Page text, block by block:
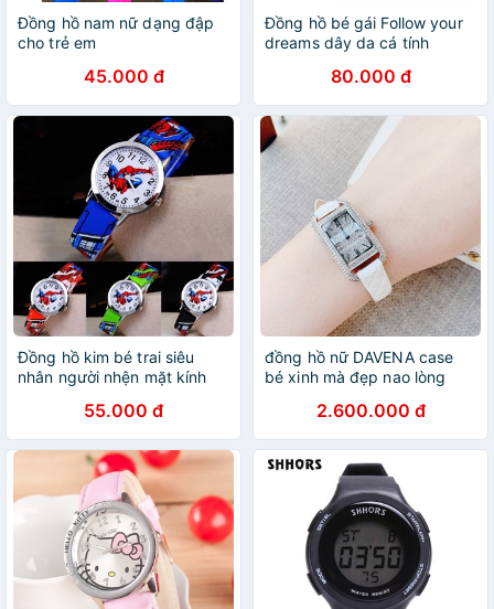
Đồng hồ nam nữ dạng đập
cho trẻ em
45.000 đ
Đồng hồ bé gái Follow your
dreams dây da cá tính
80.000 đ
Đồng hồ kim bé trai siêu
nhân người nhện mặt kính
55.000 đ
đồng hồ nữ DAVENA case
bé xinh mà đẹp nao lòng
2.600.000 đ